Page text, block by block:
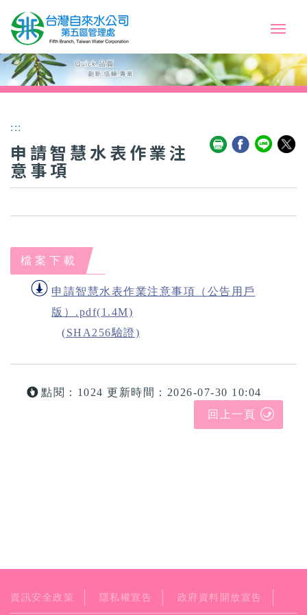
:::
申請智慧水表作業注
意事項
檔案下載
申請智慧水表作業注意事項（公告用戶
版）.pdf(1.4M)
(SHA256驗證)
點閱：1024 更新時間：2026-07-30 10:04
回上一頁
資訊安全政策 隱私權宣告 政府資料開放宣告